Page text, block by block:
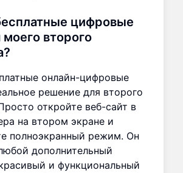
цифровые
второго
онлайн-цифровые
решение для второго
откройте веб-сайт в
на втором экране и
полноэкранный режим. Он
дополнительный
и функциональный